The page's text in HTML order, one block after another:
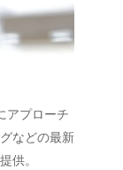
アプローチ
などの最新
供。